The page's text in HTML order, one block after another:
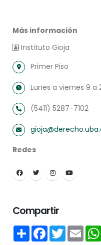
Más información
Instituto Gioja
Primer Piso
Lunes a viernes 9 a
(5411) 5287-7102
Redes
Compartir
Share Facebook
TwitterEmail